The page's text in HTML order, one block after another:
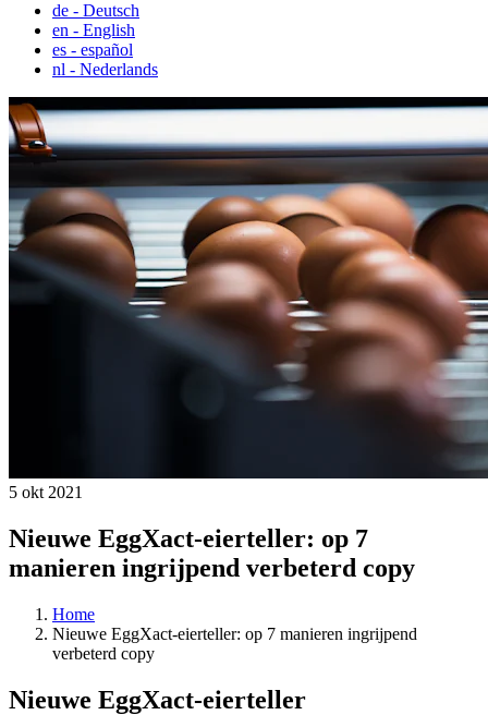
de - Deutsch
en - English
es - español
nl - Nederlands
5 okt 2021
Nieuwe EggXact-eierteller: op 7
manieren ingrijpend verbeterd copy
Home
Nieuwe EggXact-eierteller: op 7 manieren ingrijpend
verbeterd copy
Nieuwe EggXact-eierteller